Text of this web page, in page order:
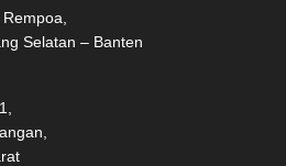
Selatan – Banten